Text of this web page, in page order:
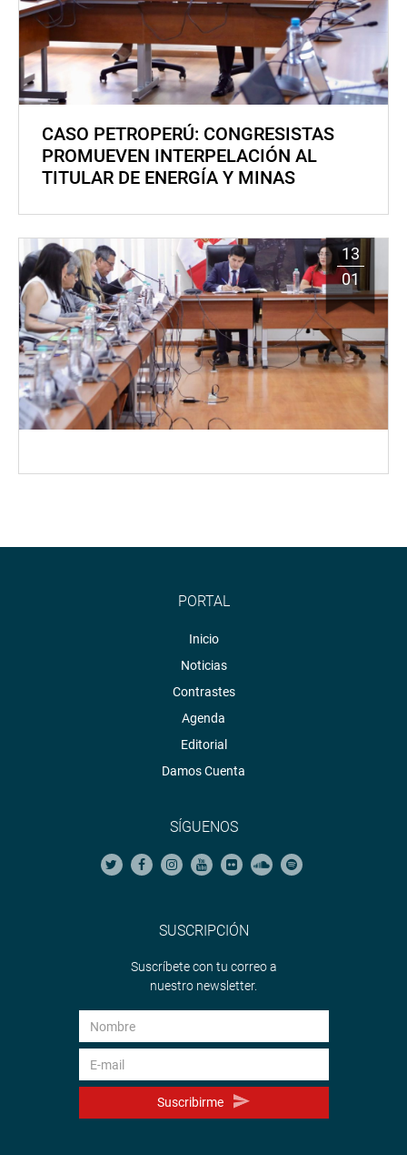
CASO PETROPERÚ: CONGRESISTAS
PROMUEVEN INTERPELACIÓN AL
TITULAR DE ENERGÍA Y MINAS
13
01
PORTAL
Inicio
Noticias
Contrastes
Agenda
Editorial
Damos Cuenta
SÍGUENOS
SUSCRIPCIÓN
Suscríbete con tu correo a
nuestro newsletter.
Suscribirme